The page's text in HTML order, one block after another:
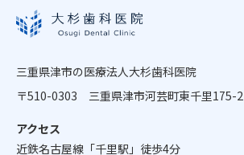
三重県津市の医療法人大杉歯科医院
〒510-0303 三重県津市河芸町東千里175-2
アクセス
近鉄名古屋線「千里駅」徒歩4分